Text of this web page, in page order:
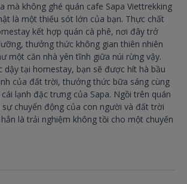
mà không ghé quán cafe Sapa Viettrekking
là một thiếu sót lớn của bạn. Thực chất
kết hợp quán cà phê, nơi đây trở
thưởng thức không gian thiên nhiên
một căn nhà yên tĩnh giữa núi rừng vậy.
dậy tại homestay, bạn sẽ được hít hà bầu
của đất trời, thưởng thức bữa sáng cùng
lạnh đặc trưng của Sapa. Ngồi trên quán
sự chuyển động của con người và đất trời
là trải nghiệm không tồi cho một chuyến